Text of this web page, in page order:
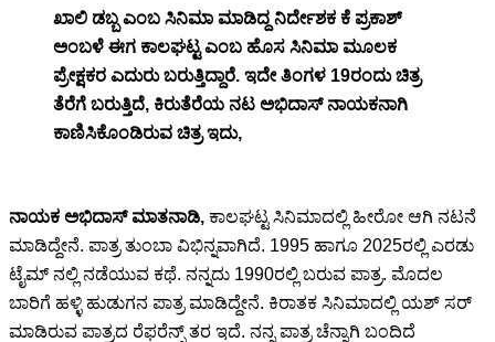
ಖಾಲಿ ಡಬ್ಬ ಎಂಬ ಸಿನಿಮಾ ಮಾಡಿದ್ದ ನಿರ್ದೇಶಕ ಕೆ ಪ್ರಕಾಶ್
ಅಂಬಳೆ ಈಗ ಕಾಲಘಟ್ಟ ಎಂಬ ಹೊಸ ಸಿನಿಮಾ ಮೂಲಕ
ಪ್ರೇಕ್ಷಕರ ಎದುರು ಬರುತ್ತಿದ್ದಾರೆ. ಇದೇ ತಿಂಗಳ 19ರಂದು ಚಿತ್ರ
ತೆರೆಗೆ ಬರುತ್ತಿದೆ, ಕಿರುತೆರೆಯ ನಟ ಅಭಿದಾಸ್ ನಾಯಕನಾಗಿ
ಕಾಣಿಸಿಕೊಂಡಿರುವ ಚಿತ್ರ ಇದು,
ನಾಯಕ ಅಭಿದಾಸ್ ಮಾತನಾಡಿ, ಕಾಲಘಟ್ಟ ಸಿನಿಮಾದಲ್ಲಿ ಹೀರೋ ಆಗಿ ನಟನೆ
ಮಾಡಿದ್ದೇನೆ. ಪಾತ್ರ ತುಂಬಾ ವಿಭಿನ್ನವಾಗಿದೆ. 1995 ಹಾಗೂ 2025ರಲ್ಲಿ ಎರಡು
ಟೈಮ್ ನಲ್ಲಿ ನಡೆಯುವ ಕಥೆ. ನನ್ನದು 1990ರಲ್ಲಿ ಬರುವ ಪಾತ್ರ. ಮೊದಲ
ಬಾರಿಗೆ ಹಳ್ಳಿ ಹುಡುಗನ ಪಾತ್ರ ಮಾಡಿದ್ದೇನೆ. ಕಿರಾತಕ ಸಿನಿಮಾದಲ್ಲಿ ಯಶ್ ಸರ್
ಮಾಡಿರುವ ಪಾತ್ರದ ರೆಫರೆನ್ಸ್ ತರ ಇದೆ. ನನ್ನ ಪಾತ್ರ ಚೆನ್ನಾಗಿ ಬಂದಿದೆ